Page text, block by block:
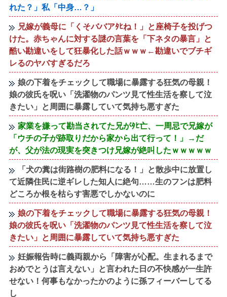
れた？」私「中身…？」
兄嫁が義母に「くそババアﾀﾋね！」と座椅子を投げつ
けた。赤ちゃんに対する謎の言葉を「下ネタの暴言」と
酷い勘違いをして狂暴化した話ｗｗｗ←勘違いでブチギ
レるのヤバすぎるだろ
娘の下着をチェックして職場に暴露する狂気の母親！
娘の彼氏を呪い「洗濯物のパンツ見て性生活を察して泣
きたい」と周囲に暴露していて気持ち悪すぎた
家業を嫌って勘当されてた兄がﾀﾋ亡、一周忌で兄嫁が
「ウチの子が跡取りだから家から出て行って！」→だ
が、父が法の現実を突きつけ兄嫁が絶叫したｗｗｗｗｗ
「犬の糞は街路樹の肥料になる！」と散歩中に放置し
て近隣住民に逆ギレした知人に絶句……生のフンは肥料
どころか根を枯らす害悪でしかないのに
娘の下着をチェックして職場に暴露する狂気の母親！
娘の彼氏を呪い「洗濯物のパンツ見て性生活を察して泣
きたい」と周囲に暴露していて気持ち悪すぎた
妊娠報告時に義両親から「障害が心配。生まれるまで
おめでとうは言えない」と言われた日の不快感が一生許
せない！何事もなかったかのように孫フィーバーしてる
し